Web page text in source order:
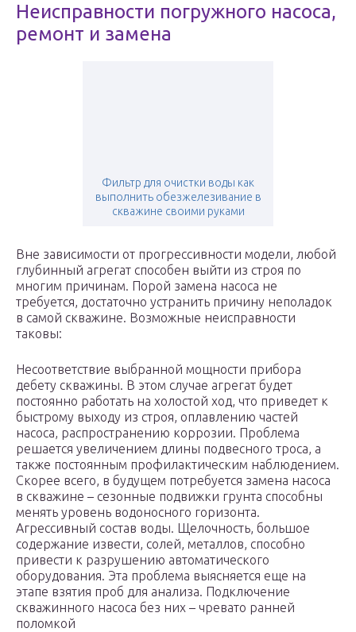
Неисправности погружного насоса,
ремонт и замена
Фильтр для очистки воды как
выполнить обезжелезивание в
скважине своими руками
Вне зависимости от прогрессивности модели, любой
глубинный агрегат способен выйти из строя по
многим причинам. Порой замена насоса не
требуется, достаточно устранить причину неполадок
в самой скважине. Возможные неисправности
таковы:
Несоответствие выбранной мощности прибора
дебету скважины. В этом случае агрегат будет
постоянно работать на холостой ход, что приведет к
быстрому выходу из строя, оплавлению частей
насоса, распространению коррозии. Проблема
решается увеличением длины подвесного троса, а
также постоянным профилактическим наблюдением.
Скорее всего, в будущем потребуется замена насоса
в скважине – сезонные подвижки грунта способны
менять уровень водоносного горизонта.
Агрессивный состав воды. Щелочность, большое
содержание извести, солей, металлов, способно
привести к разрушению автоматического
оборудования. Эта проблема выясняется еще на
этапе взятия проб для анализа. Подключение
скважинного насоса без них – чревато ранней
поломкой